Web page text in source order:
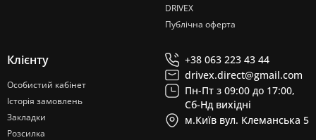
DRIVEX
Публічна оферта
Клієнту
Особистий кабінет
Історія замовлень
Закладки
Розсилка
+38 063 223 43 44
drivex.direct@gmail.com
Пн-Пт з 09:00 до 17:00,
Сб-Нд вихідні
м.Київ вул. Клеманська 5